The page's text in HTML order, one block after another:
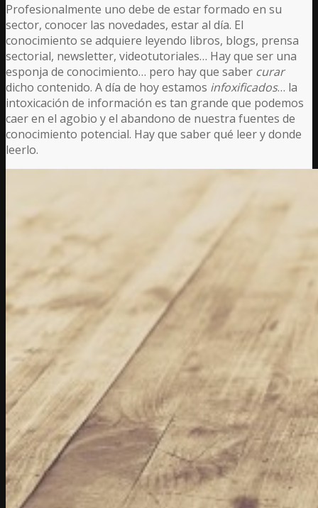
Profesionalmente uno debe de estar formado en su
sector, conocer las novedades, estar al día. El
conocimiento se adquiere leyendo libros, blogs, prensa
sectorial, newsletter, videotutoriales… Hay que ser una
esponja de conocimiento… pero hay que saber curar
dicho contenido. A día de hoy estamos infoxificados… la
intoxicación de información es tan grande que podemos
caer en el agobio y el abandono de nuestra fuentes de
conocimiento potencial. Hay que saber qué leer y donde
leerlo.